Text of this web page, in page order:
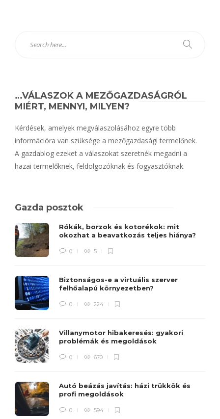
…VÁLASZOK A MEZŐGAZDASÁGRÓL
MIÉRT, MENNYI, MILYEN?
Kérdések, amelyek megválaszolásához egyre több
információra van szüksége a mezőgazdasági termelőnek.
A gazdablog ezeket a válaszokat szeretnék megadni a
hazai termelőknek, feldolgozóknak és fogyasztóknak.
Gazda posztok
Rókák, borzok és kotorékok: mit
okozhat a beavatkozás teljes hiánya?
0 5
Biztonságos-e a virtuális szerver
felhőalapú környezetben?
0 224
Villanymotor hibakeresés: gyakori
problémák és megoldások
0 670
Autó beázás javítás: házi trükkök és
profi megoldások
0 594